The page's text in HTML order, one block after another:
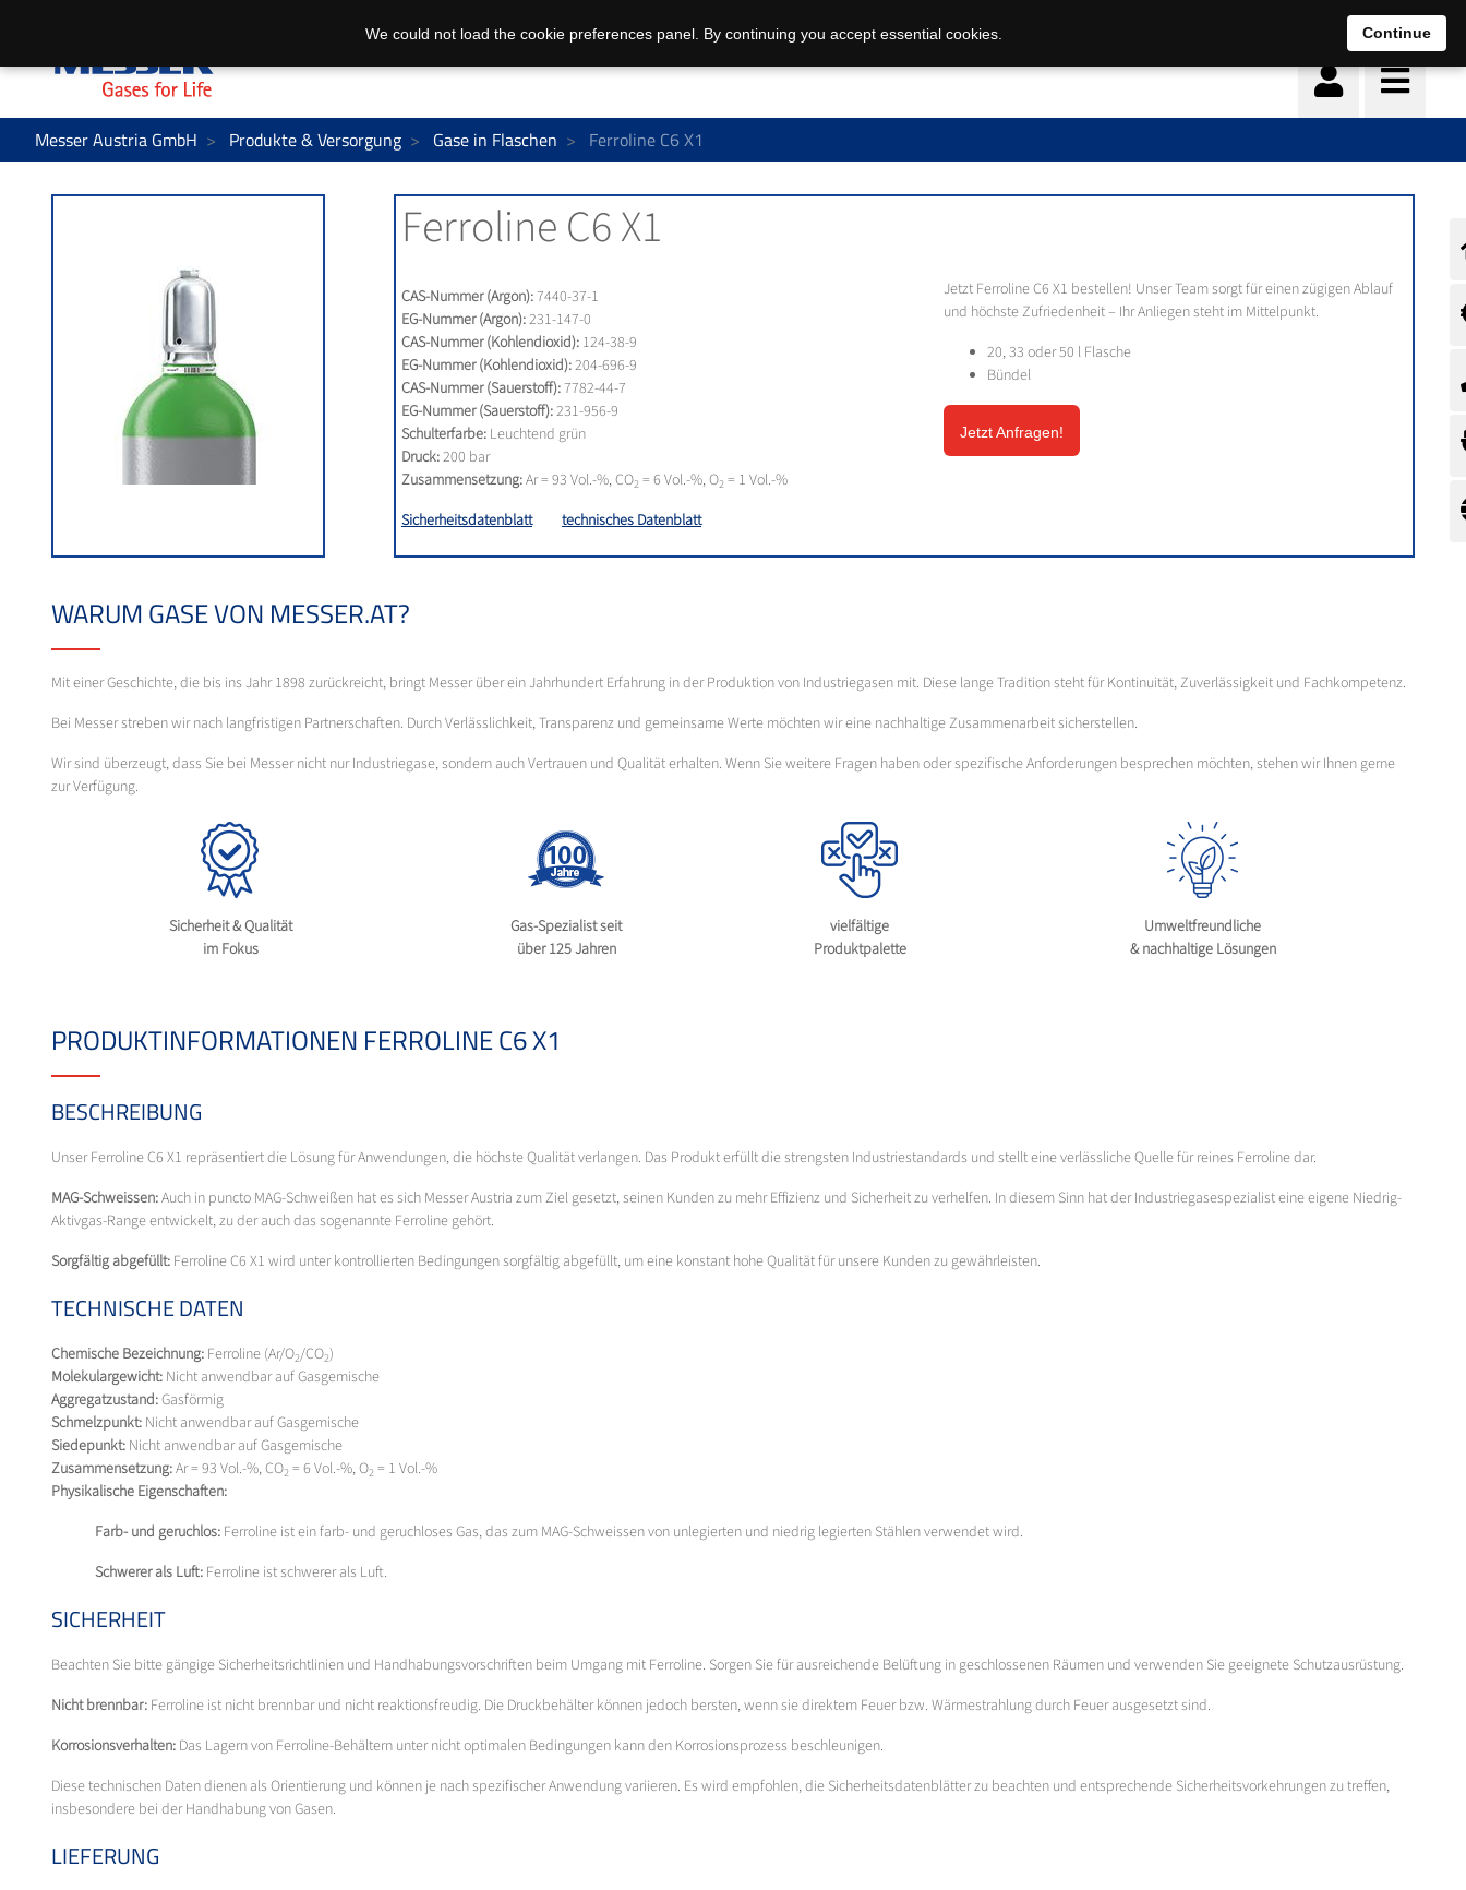
Messer Austria GmbH Produkte & Versorgung Gase in Flaschen Ferroline C6 X1
Ferroline C6 X1
CAS-Nummer (Argon):7440-37-1
EG-Nummer (Argon):231-147-0
CAS-Nummer (Kohlendioxid): 124-38-9
EG-Nummer (Kohlendioxid):204-696-9
CAS-Nummer (Sauerstoff):7782-44-7
EG-Nummer (Sauerstoff):231-956-9
Schulterfarbe: Leuchtend grün
Druck:200 bar
Zusammensetzung:Ar = 93 Vol.-%, CO2 = 6 Vol.-%, O2 = 1 Vol.-%
Sicherheitsdatenblatt
technisches Datenblatt
Jetzt Ferroline C6 X1 bestellen! Unser Team sorgt für einen zügigen Ablauf
und höchste Zufriedenheit – Ihr Anliegen steht im Mittelpunkt.
20, 33 oder 50 l Flasche
Bündel
Jetzt Anfragen!
WARUM GASE VON MESSER.AT?
Mit einer Geschichte, die bis ins Jahr 1898 zurückreicht, bringt Messer über ein Jahrhundert Erfahrung in der Produktion von Industriegasen mit. Diese lange Tradition steht für Kontinuität, Zuverlässigkeit und Fachkompetenz.
Bei Messer streben wir nach langfristigen Partnerschaften. Durch Verlässlichkeit, Transparenz und gemeinsame Werte möchten wir eine nachhaltige Zusammenarbeit sicherstellen.
Wir sind überzeugt, dass Sie bei Messer nicht nur Industriegase, sondern auch Vertrauen und Qualität erhalten. Wenn Sie weitere Fragen haben oder spezifische Anforderungen besprechen möchten, stehen wir Ihnen gerne
zur Verfügung.
Sicherheit & Qualität
im Fokus
Gas-Spezialist seit
über 125 Jahren
vielfältige
Produktpalette
Umweltfreundliche
& nachhaltige Lösungen
PRODUKTINFORMATIONEN FERROLINE C6 X1
BESCHREIBUNG
Unser Ferroline C6 X1 repräsentiert die Lösung für Anwendungen, die höchste Qualität verlangen. Das Produkt erfüllt die strengsten Industriestandards und stellt eine verlässliche Quelle für reines Ferroline dar.
MAG-Schweissen:Auch in puncto MAG-Schweißen hat es sich Messer Austria zum Ziel gesetzt, seinen Kunden zu mehr Effizienz und Sicherheit zu verhelfen. In diesem Sinn hat der Industriegasespezialist eine eigene Niedrig-
Aktivgas-Range entwickelt, zu der auch das sogenannte Ferroline gehört.
Sorgfältig abgefüllt: Ferroline C6 X1 wird unter kontrollierten Bedingungen sorgfältig abgefüllt, um eine konstant hohe Qualität für unsere Kunden zu gewährleisten.
TECHNISCHE DATEN
Chemische Bezeichnung: Ferroline (Ar/O2/CO2)
Molekulargewicht: Nicht anwendbar auf Gasgemische
Aggregatzustand:Gasförmig
Schmelzpunkt: Nicht anwendbar auf Gasgemische
Siedepunkt: Nicht anwendbar auf Gasgemische
Zusammensetzung:Ar = 93 Vol.-%, CO2 = 6 Vol.-%, O2 = 1 Vol.-%
Physikalische Eigenschaften:
Farb- und geruchlos: Ferroline ist ein farb- und geruchloses Gas, das zum MAG-Schweissen von unlegierten und niedrig legierten Stählen verwendet wird.
Schwerer als Luft: Ferroline ist schwerer als Luft.
SICHERHEIT
Beachten Sie bitte gängige Sicherheitsrichtlinien und Handhabungsvorschriften beim Umgang mit Ferroline. Sorgen Sie für ausreichende Belüftung in geschlossenen Räumen und verwenden Sie geeignete Schutzausrüstung.
Nicht brennbar: Ferroline ist nicht brennbar und nicht reaktionsfreudig. Die Druckbehälter können jedoch bersten, wenn sie direktem Feuer bzw. Wärmestrahlung durch Feuer ausgesetzt sind.
Korrosionsverhalten: Das Lagern von Ferroline-Behältern unter nicht optimalen Bedingungen kann den Korrosionsprozess beschleunigen.
Diese technischen Daten dienen als Orientierung und können je nach spezifischer Anwendung variieren. Es wird empfohlen, die Sicherheitsdatenblätter zu beachten und entsprechende Sicherheitsvorkehrungen zu treffen,
insbesondere bei der Handhabung von Gasen.
LIEFERUNG
We could not load the cookie preferences panel. By continuing you accept essential cookies. Continue